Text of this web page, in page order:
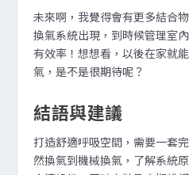
未來啊，我覺得會有更多結合
換氣系統出現，到時候管理室
有效率！想想看，以後在家就
氣，是不是很期待呢？
結語與建議
打造舒適呼吸空間，需要一套
然換氣到機械換氣，了解系統